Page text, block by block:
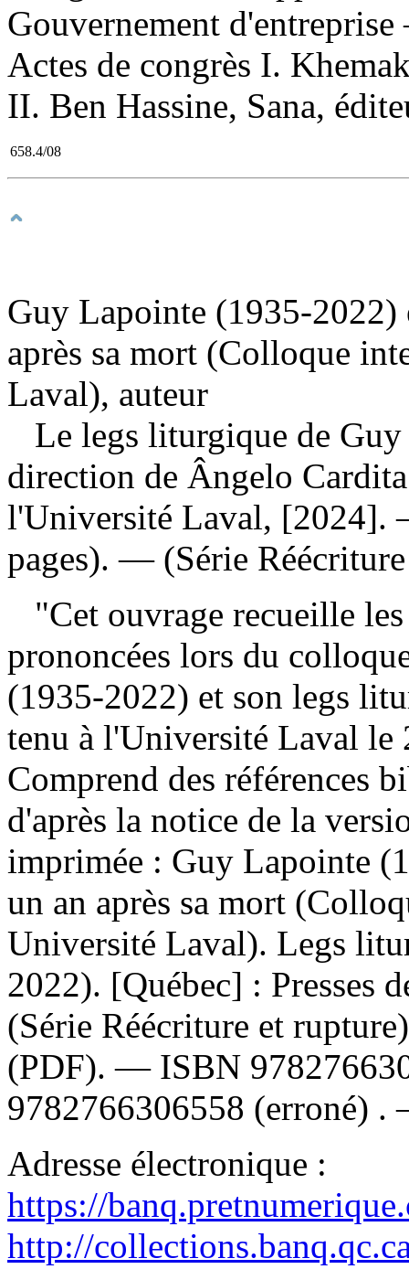
Gouvernement
Actes de congrès I.
II. Ben Hassine, Sana,
658.4/08
Guy Lapointe (1935-
après sa mort (Colloque
Laval), auteur
Le legs liturgique de
direction de Ângelo
l'Université Laval, [2024].
pages). — (Série
"Cet ouvrage recueille les
prononcées lors du
(1935-2022) et son legs
tenu à l'Université Laval
Comprend des références
d'après la notice de la
imprimée : Guy Lapointe
un an après sa mort
Université Laval). Legs
2022). [Québec] : Presses
(Série Réécriture et
(PDF). — ISBN
9782766306558 (erroné)
Adresse électronique :
https://
http://